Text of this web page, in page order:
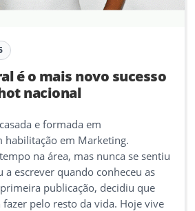
é o mais novo sucesso
nacional
e formada em
habilitação em Marketing.
na área, mas nunca se sentiu
a escrever quando conheceu as
publicação, decidiu que
pelo resto da vida. Hoje vive